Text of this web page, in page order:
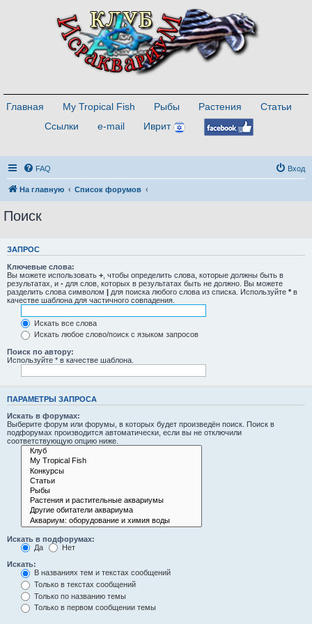
Главная My Tropical Fish Рыбы Растения
Статьи
Ссылки
e-mail Иврит
FAQ Вход
На главную Список форумов
Поиск
ЗАПРОС
Ключевые слова:
Вы можете использовать + , чтобы определить слова, которые должны быть в
результатах, и - для слов, которых в результатах быть не должно. Вы можете
разделить слова символом | для поиска любого слова из списка. Используйте * в
качестве шаблона для частичного совпадения.
Искать все слова
Искать любое слово/поиск с языком запросов
Поиск по автору:
Используйте * в качестве шаблона.
ПАРАМЕТРЫ ЗАПРОСА
Искать в форумах:
Выберите форум или форумы, в которых будет произведён поиск. Поиск в
подфорумах производится автоматически, если вы не отключили
соответствующую опцию ниже.
Искать в подфорумах:
Да
Нет
Искать:
В названиях тем и текстах сообщений
Только в текстах сообщений
Только по названию темы
Только в первом сообщении темы